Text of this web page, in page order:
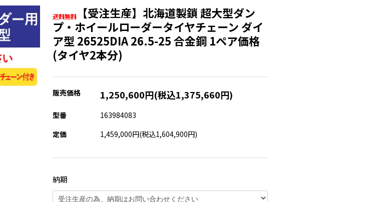
【受注生産】北海道製鎖 超大型ダン
プ・ホイールローダータイヤチェーン ダイ
ア型 26525DIA 26.5-25 合金鋼 1ペア価格
(タイヤ2本分)
販売価格 1,250,600円(税込1,375,660円)
型番
163984083
定価
1,459,000円(税込1,604,900円)
納期